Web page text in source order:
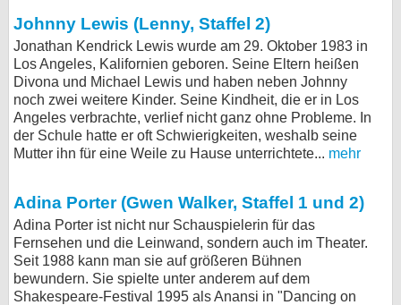
Johnny Lewis (Lenny, Staffel 2)
Jonathan Kendrick Lewis wurde am 29. Oktober 1983 in
Los Angeles, Kalifornien geboren. Seine Eltern heißen
Divona und Michael Lewis und haben neben Johnny
noch zwei weitere Kinder. Seine Kindheit, die er in Los
Angeles verbrachte, verlief nicht ganz ohne Probleme. In
der Schule hatte er oft Schwierigkeiten, weshalb seine
Mutter ihn für eine Weile zu Hause unterrichtete... mehr
Adina Porter (Gwen Walker, Staffel 1 und 2)
Adina Porter ist nicht nur Schauspielerin für das
Fernsehen und die Leinwand, sondern auch im Theater.
Seit 1988 kann man sie auf größeren Bühnen
bewundern. Sie spielte unter anderem auf dem
Shakespeare-Festival 1995 als Anansi in "Dancing on